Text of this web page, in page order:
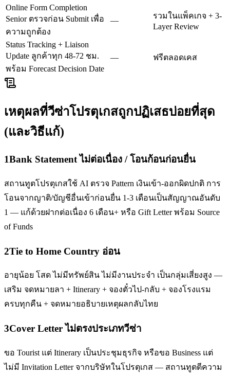
Online Form Completion
Senior ตรวจก่อน Submit เพื่อ
ความถูกต้อง
—
รวมในแพ็คเกจ + 3-
Layer Review
Status Tracking + Liaison
Update ลูกค้าทุก 48-72 ชม.
พร้อม Forecast Decision Date
— ฟรีตลอดเคส
เหตุผลที่วีซ่าโปรตุเกสถูกปฏิเสธบ่อยที่สุด
(และวิธีแก้)
1Bank Statement ไม่ต่อเนื่อง / โอนก้อนก่อนยื่น
สถานทูตโปรตุเกสใช้ AI ตรวจ Pattern เงินเข้า-ออกผิดปกติ การ
โอนจากญาติ/บัญชีอื่นเข้าก่อนยื่น 1-3 เดือนเป็นสัญญาณอันดับ
1 — แก้ด้วยฝากต่อเนื่อง 6 เดือน+ หรือ Gift Letter พร้อม Source
of Funds
2Tie to Home Country อ่อน
อายุน้อย โสด ไม่มีทรัพย์สิน ไม่มีงานประจำ เป็นกลุ่มเสี่ยงสูง —
เสริม จดหมายลา + Itinerary + จองตั๋วไป-กลับ + จองโรงแรม
ครบทุกคืน + จดหมายอธิบายเหตุผลกลับไทย
3Cover Letter ไม่ตรงประเภทวีซ่า
ขอ Tourist แต่ Itinerary เป็นประชุมธุรกิจ หรือขอ Business แต่
ไม่มี Invitation Letter จากบริษัทในโปรตุเกส — สถานทูตตีความ